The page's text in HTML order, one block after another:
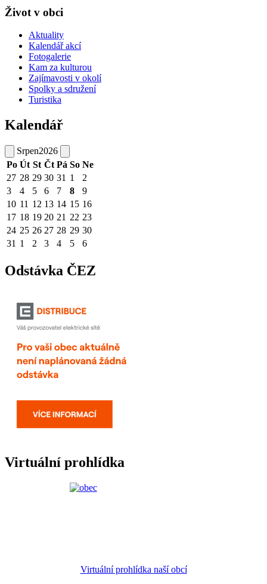
Život v obci
Aktuality
Kalendář akcí
Fotogalerie
Kam za kulturou
Zajímavosti v okolí
Spolky a sdružení
Turistika
Kalendář
Srpen2026
Po Út St Čt Pá So Ne
27 28 29 30 31 1
2
3
4 5 6 7 8
9
10 11 12 13 14 15 16
17 18 19 20 21 22 23
24 25 26 27 28 29 30
31 1 2 3 4 5 6
Odstávka ČEZ
Virtuální prohlídka
Virtuální prohlídka naší obcí